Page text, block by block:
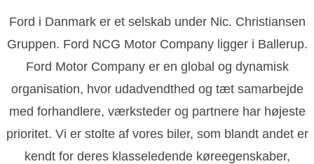
Ford i Danmark er et selskab under Nic. Christiansen
Gruppen. Ford NCG Motor Company ligger i Ballerup.
Ford Motor Company er en global og dynamisk
organisation, hvor udadvendthed og tæt samarbejde
med forhandlere, værksteder og partnere har højeste
prioritet. Vi er stolte af vores biler, som blandt andet er
kendt for deres klasseledende køreegenskaber,